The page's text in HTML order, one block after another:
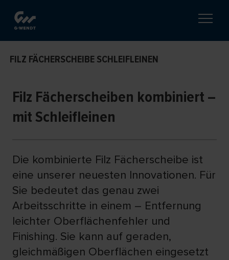
FILZ FÄCHERSCHEIBE SCHLEIFLEINEN
Filz Fächerscheiben kombiniert –
mit Schleifleinen
Die kombinierte Filz Fächerscheibe ist
eine unserer neuesten Innovationen. Für
Sie bedeutet das genau zwei
Arbeitsschritte in einem – Entfernung
leichter Oberflächenfehler und
Finishing. Sie kann auf geraden,
gleichmäßigen Oberflächen eingesetzt